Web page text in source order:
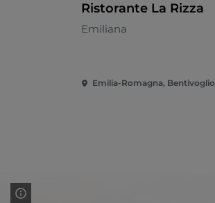
Ristorante La Rizza
Emiliana
Emilia-Romagna, Bentivoglio